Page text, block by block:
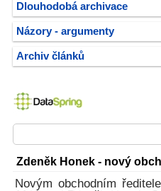
Dlouhodobá archivace
Názory - argumenty
Archiv článků
Zdeněk Honek - nový
Novým obchodním